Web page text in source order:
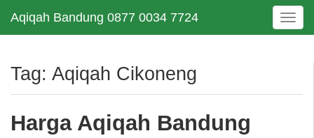
Aqiqah Bandung 0877 0034 7724
T
o
e
Tag: Aqiqah Cikoneng
Harga Aqiqah Bandung